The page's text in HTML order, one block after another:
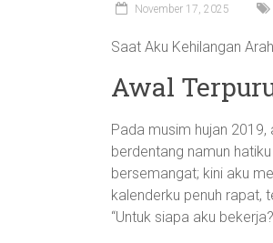
November 17, 2025
Saat Aku Kehilangan
Awal
Pada musim hujan
berdentang namun
bersemangat; kini aku
kalenderku penuh rapat,
“Untuk siapa aku